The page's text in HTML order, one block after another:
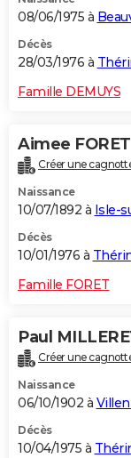
08/06/1975 à
Décès
28/03/1976 à
Famille DEMUYS
Aimee FORET
Créer une
Naissance
10/07/1892 à Isle-
Décès
10/01/1976 à
Famille FORET
Paul
Créer une
Naissance
06/10/1902 à
Décès
10/04/1975 à